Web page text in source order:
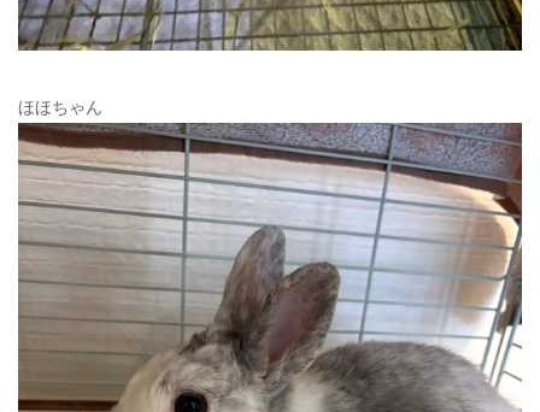
ほほちゃん